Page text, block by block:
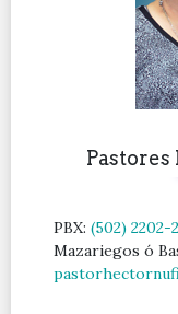
PBX:(502) 2202-
Mazariegos ó